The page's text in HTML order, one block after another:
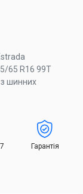
65 R16 99T
шинних
Гарантія